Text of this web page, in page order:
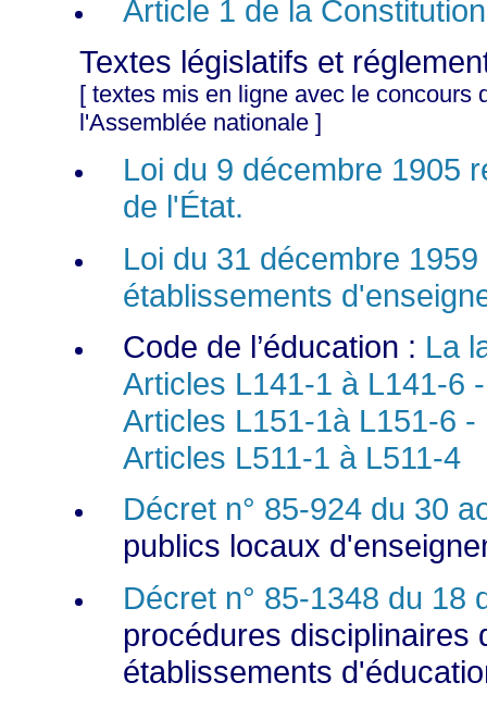
Article 1 de la
Textes législatifs et
[ textes mis en ligne avec le concours
l'Assemblée nationale ]
Loi du 9 décembre 1905
de l'État.
Loi du 31 décembre
établissements
Code de l’éducation : La
Articles L141-1 à L141-6
Articles L151-1à L151-6 -
Articles L511-1 à L511-4
Décret n° 85-924 du 30
publics locaux
Décret n° 85-1348 du 18
procédures disciplinaires
établissements